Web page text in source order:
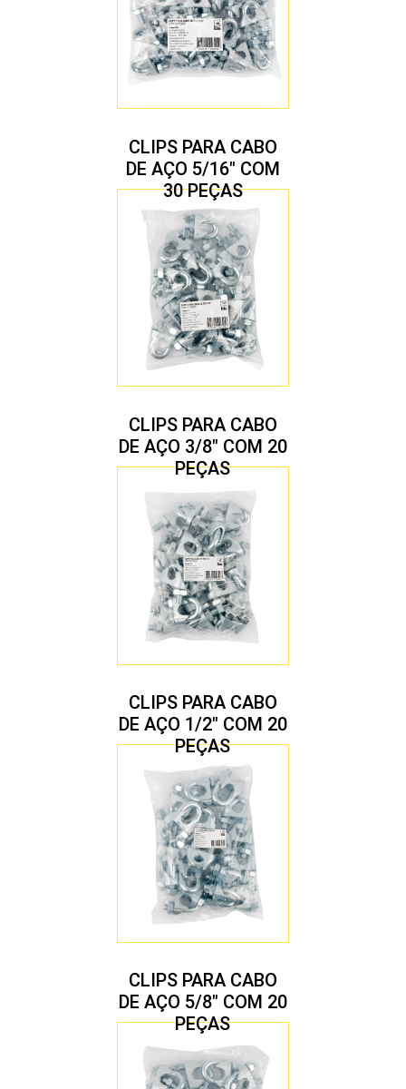
CLIPS PARA CABO
DE AÇO 5/16″ COM
30 PEÇAS
CLIPS PARA CABO
DE AÇO 3/8″ COM 20
PEÇAS
CLIPS PARA CABO
DE AÇO 1/2″ COM 20
PEÇAS
CLIPS PARA CABO
DE AÇO 5/8″ COM 20
PEÇAS